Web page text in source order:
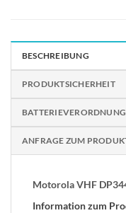
BESCHREIBUNG
PRODUKTSICHERHEIT
BATTERIEVERORDNUNG
ANFRAGE ZUM
Motorola VHF
Information zum